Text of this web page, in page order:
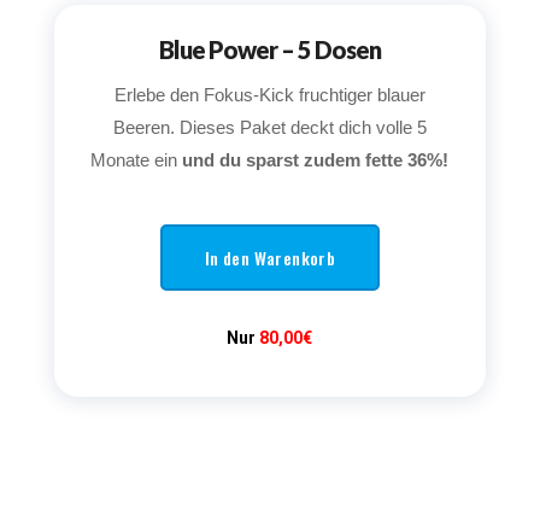
Blue Power – 5 Dosen
Erlebe den Fokus-Kick fruchtiger blauer
Beeren. Dieses Paket deckt dich volle 5
Monate ein und du sparst zudem fette 36%!
In den Warenkorb
Nur 80,00€